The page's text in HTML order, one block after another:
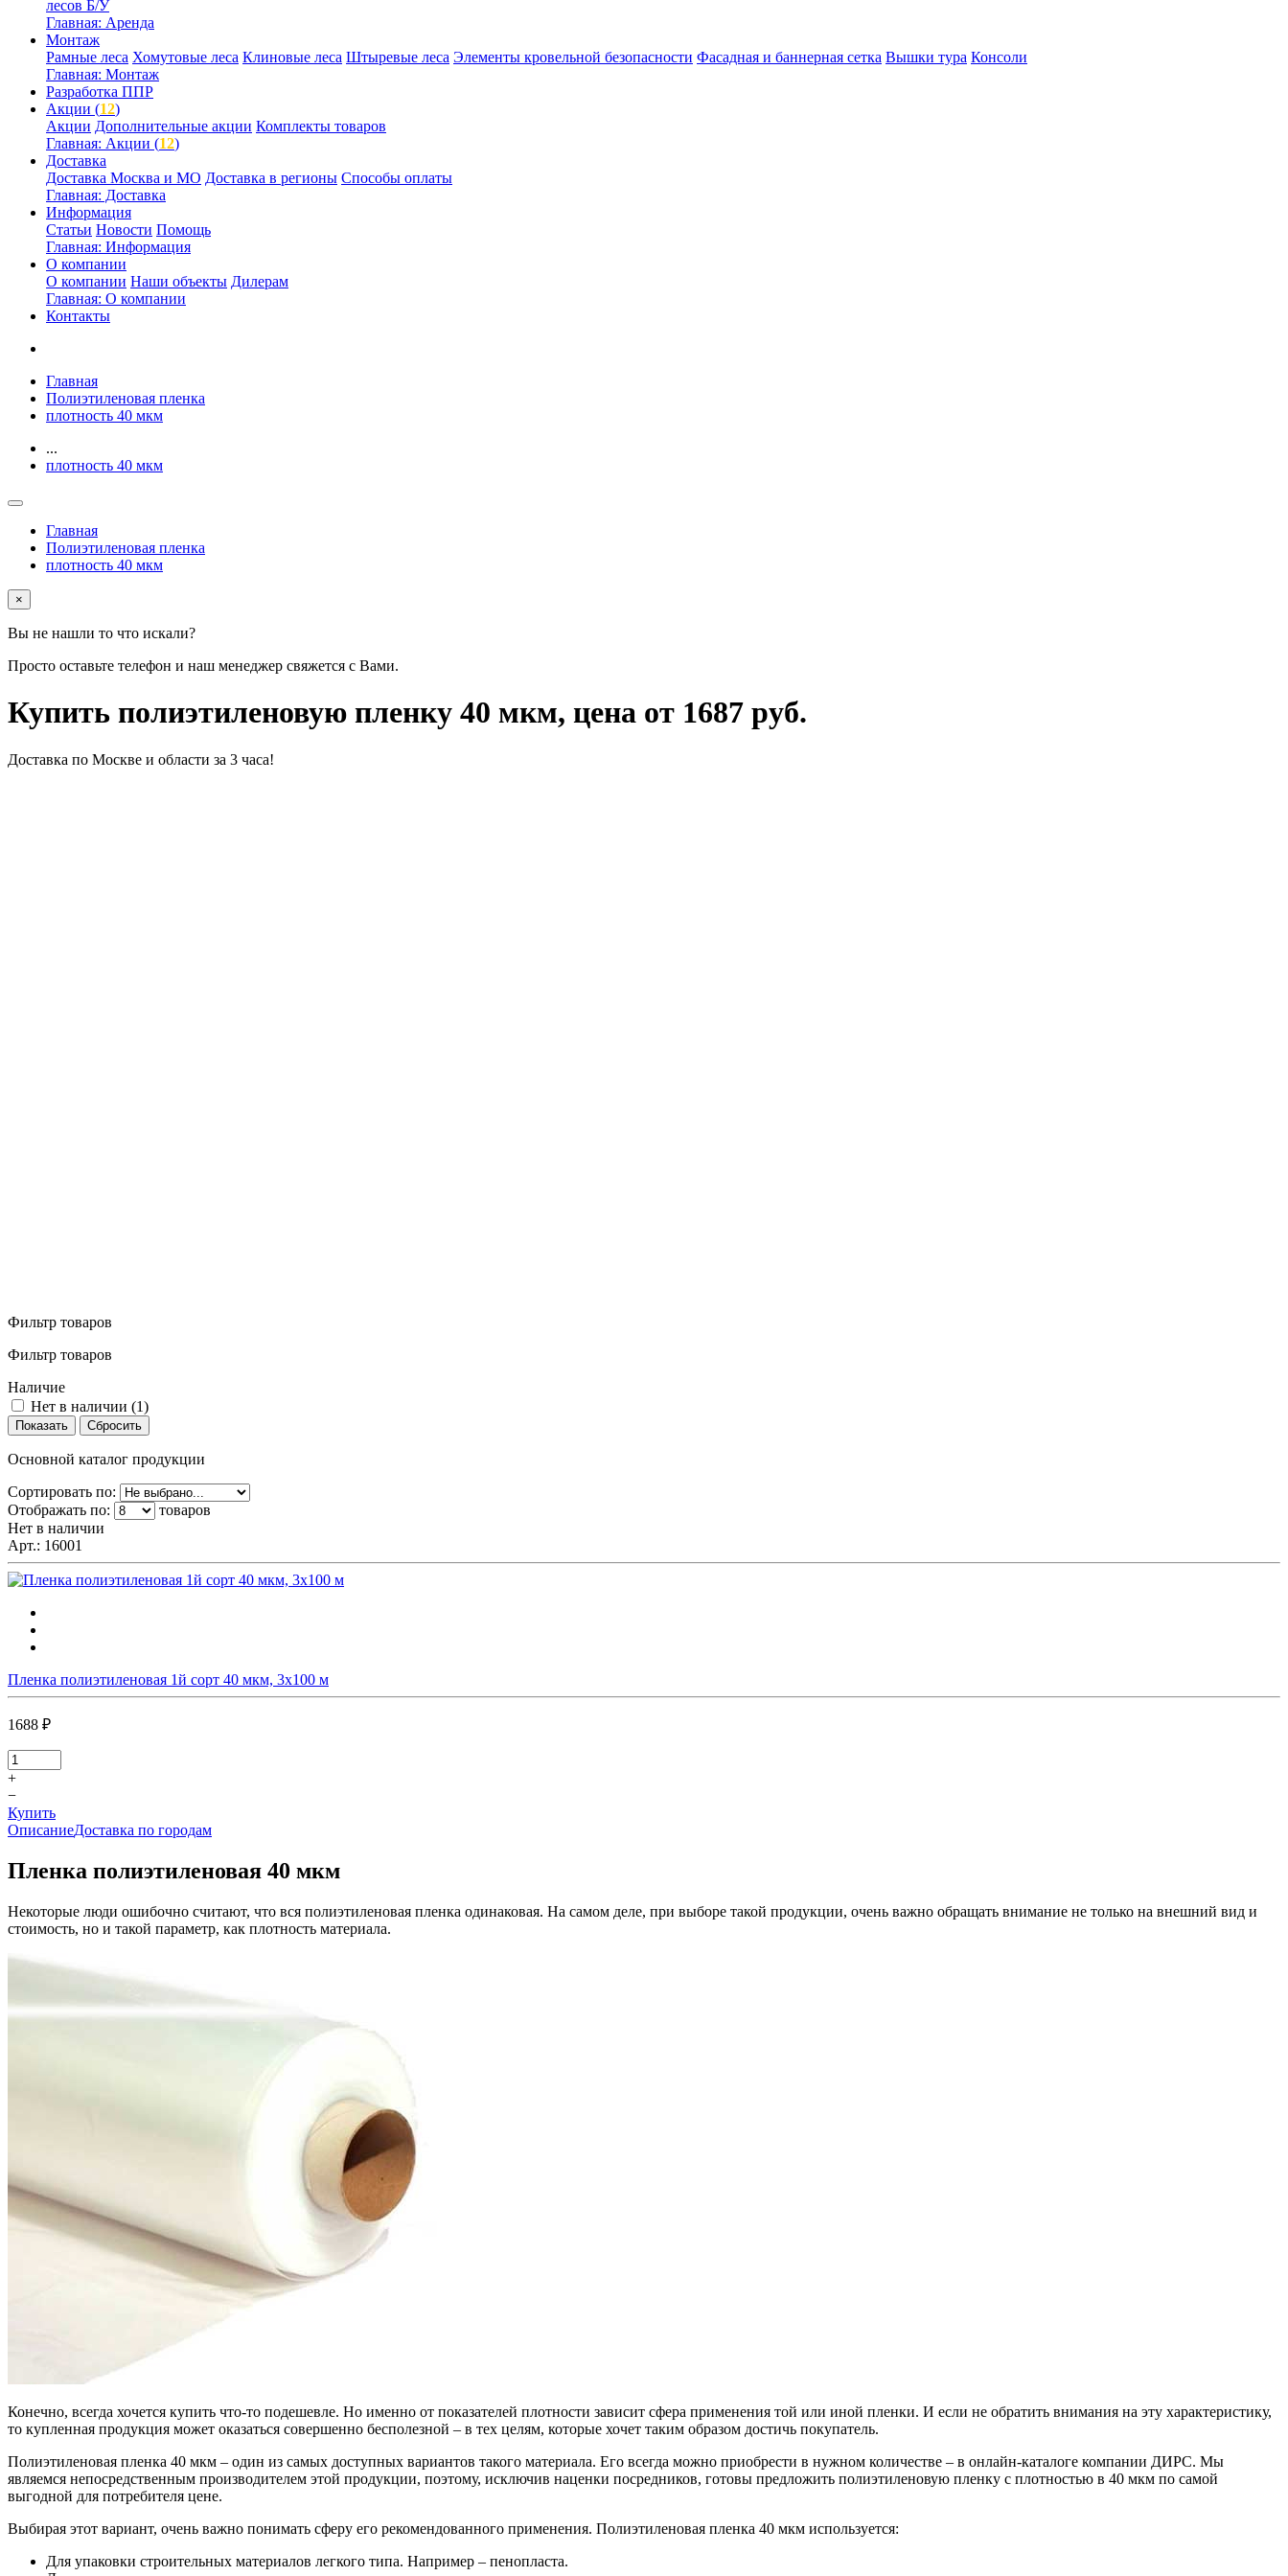
лесов Б/У
Главная: Аренда
Монтаж
Рамные леса Хомутовые леса Клиновые леса Штыревые леса Элементы кровельной безопасности Фасадная и баннерная сетка Вышки тура Консоли
Главная: Монтаж
Разработка ППР
Акции (12)
Акции Дополнительные акции Комплекты товаров
Главная: Акции (12)
Доставка
Доставка Москва и МО Доставка в регионы Способы оплаты
Главная: Доставка
Информация
Статьи Новости Помощь
Главная: Информация
О компании
О компании Наши объекты Дилерам
Главная: О компании
Контакты
Главная
Полиэтиленовая пленка
плотность 40 мкм
...
плотность 40 мкм
Главная
Полиэтиленовая пленка
плотность 40 мкм
×
Вы не нашли то что искали?
Просто оставьте телефон и наш менеджер свяжется с Вами.
Купить полиэтиленовую пленку 40 мкм, цена от 1687 руб.
Доставка по Москве и области за 3 часа!
Фильтр товаров
Фильтр товаров
Наличие
Нет в наличии (1)
Основной каталог продукции
Сортировать по:
Отображать по:
товаров
Нет в наличии
Арт.: 16001
Пленка полиэтиленовая 1й сорт 40 мкм, 3х100 м
1688 ₽
+
−
Купить
ОписаниеДоставка по городам
Пленка полиэтиленовая 40 мкм
Некоторые люди ошибочно считают, что вся полиэтиленовая пленка одинаковая. На самом деле, при выборе такой продукции, очень важно обращать внимание не только на внешний вид и
стоимость, но и такой параметр, как плотность материала.
Конечно, всегда хочется купить что-то подешевле. Но именно от показателей плотности зависит сфера применения той или иной пленки. И если не обратить внимания на эту характеристику,
то купленная продукция может оказаться совершенно бесполезной – в тех целям, которые хочет таким образом достичь покупатель.
Полиэтиленовая пленка 40 мкм – один из самых доступных вариантов такого материала. Его всегда можно приобрести в нужном количестве – в онлайн-каталоге компании ДИРС. Мы
являемся непосредственным производителем этой продукции, поэтому, исключив наценки посредников, готовы предложить полиэтиленовую пленку с плотностью в 40 мкм по самой
выгодной для потребителя цене.
Выбирая этот вариант, очень важно понимать сферу его рекомендованного применения. Полиэтиленовая пленка 40 мкм используется:
Для упаковки строительных материалов легкого типа. Например – пенопласта.